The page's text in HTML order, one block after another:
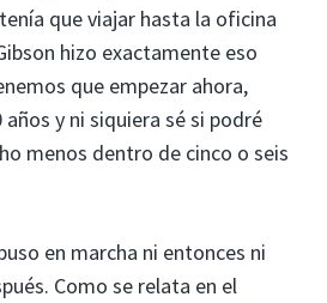
que viajar hasta la oficina
hizo exactamente eso
que empezar ahora,
y ni siquiera sé si podré
menos dentro de cinco o seis
en marcha ni entonces ni
Como se relata en el